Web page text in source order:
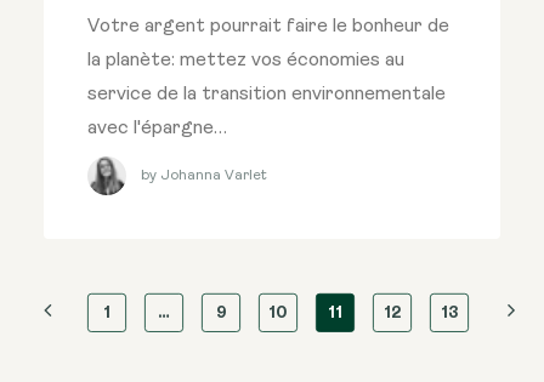
Votre argent pourrait faire le bonheur de
la planète: mettez vos économies au
service de la transition environnementale
avec l'épargne…
by Johanna Varlet
1 … 9 10 11 12 13